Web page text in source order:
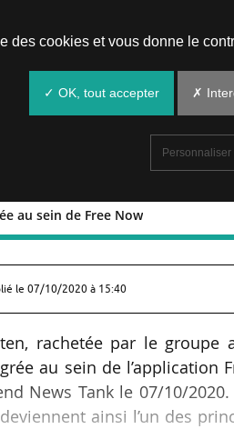
au sein de Free Now
intégrée au sein de
le 07/10/2020 à 15:40
rachetée par le groupe
au sein de l’application
News Tank le 07/10/
ainsi l’un des
des cookies et vous donne le
✓ OK, tout accepter ✗
Personnaliser